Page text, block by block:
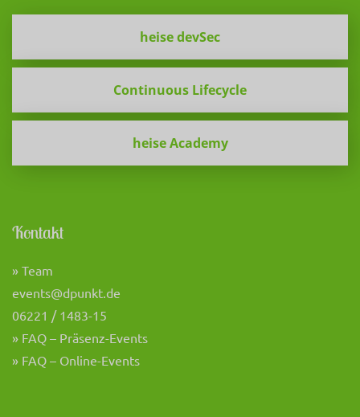
heise devSec
Continuous Lifecycle
heise Academy
Kontakt
» Team
events@dpunkt.de
06221 / 1483-15
» FAQ – Präsenz-Events
» FAQ – Online-Events